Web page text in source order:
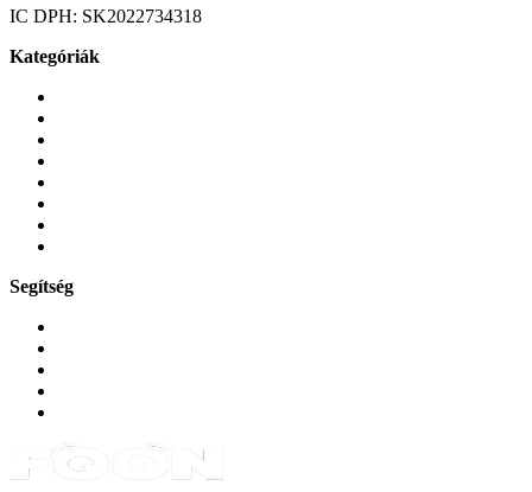
IC DPH: SK2022734318
Kategóriák
Segítség